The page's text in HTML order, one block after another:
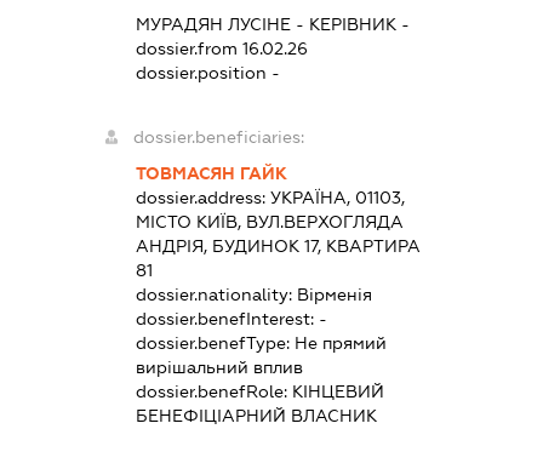
МУРАДЯН ЛУСІНЕ- КЕРІВНИК-
dossier.from 16.02.26
dossier.position -
dossier.beneficiaries:
ТОВМАСЯН ГАЙК
dossier.address: УКРАЇНА, 01103,
МІСТО КИЇВ, ВУЛ.ВЕРХОГЛЯДА
АНДРІЯ, БУДИНОК 17, КВАРТИРА
81
dossier.nationality: Вірменія
dossier.benefInterest: -
dossier.benefType: Не прямий
вирішальний вплив
dossier.benefRole: КІНЦЕВИЙ
БЕНЕФІЦІАРНИЙ ВЛАСНИК